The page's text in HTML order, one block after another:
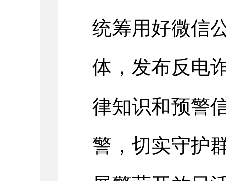
统筹用好微信
体，发布反电
律知识和预警
警，切实守护